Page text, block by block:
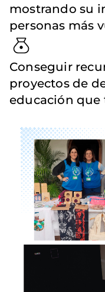
mostrando su
personas más
Conseguir
proyectos de
educación que
Imagen